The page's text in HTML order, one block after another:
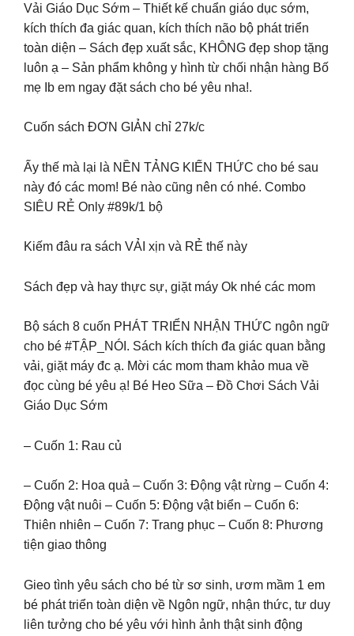
Vải Giáo Dục Sớm – Thiết kế chuẩn giáo dục sớm,
kích thích đa giác quan, kích thích não bộ phát triển
toàn diện – Sách đẹp xuất sắc, KHÔNG đẹp shop tặng
luôn ạ – Sản phẩm không y hình từ chối nhận hàng Bố
mẹ Ib em ngay đặt sách cho bé yêu nha!.
Cuốn sách ĐƠN GIẢN chỉ 27k/c
Ấy thế mà lại là NỀN TẢNG KIẾN THỨC cho bé sau
này đó các mom! Bé nào cũng nên có nhé. Combo
SIÊU RẺ Only #89k/1 bộ
Kiếm đâu ra sách VẢI xịn và RẺ thế này
Sách đẹp và hay thực sự, giặt máy Ok nhé các mom
Bộ sách 8 cuốn PHÁT TRIỂN NHẬN THỨC ngôn ngữ
cho bé #TẬP_NÓI. Sách kích thích đa giác quan bằng
vải, giặt máy đc ạ. Mời các mom tham khảo mua về
đọc cùng bé yêu ạ! Bé Heo Sữa – Đồ Chơi Sách Vải
Giáo Dục Sớm
– Cuốn 1: Rau củ
– Cuốn 2: Hoa quả – Cuốn 3: Động vật rừng – Cuốn 4:
Động vật nuôi – Cuốn 5: Động vật biển – Cuốn 6:
Thiên nhiên – Cuốn 7: Trang phục – Cuốn 8: Phương
tiện giao thông
Gieo tình yêu sách cho bé từ sơ sinh, ươm mầm 1 em
bé phát triển toàn diện về Ngôn ngữ, nhận thức, tư duy
liên tưởng cho bé yêu với hình ảnh thật sinh động